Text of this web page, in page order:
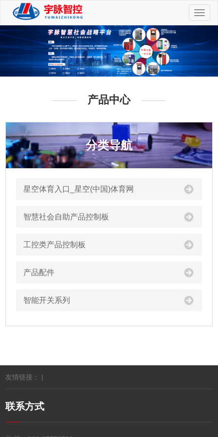
切
换
航
产品中心
分类导航
星空体育入口_星空(中国)体育网
智慧社会自助产品控制板
工控类产品控制板
产品配件
智能开关系列
友情链接： |
联系方式